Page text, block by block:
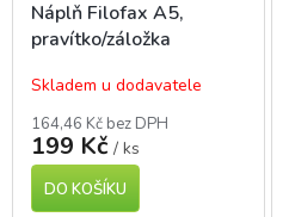
Náplň Filofax A5,
pravítko/záložka
Skladem u dodavatele
164,46 Kč bez DPH
199 Kč / ks
DO KOŠÍKU